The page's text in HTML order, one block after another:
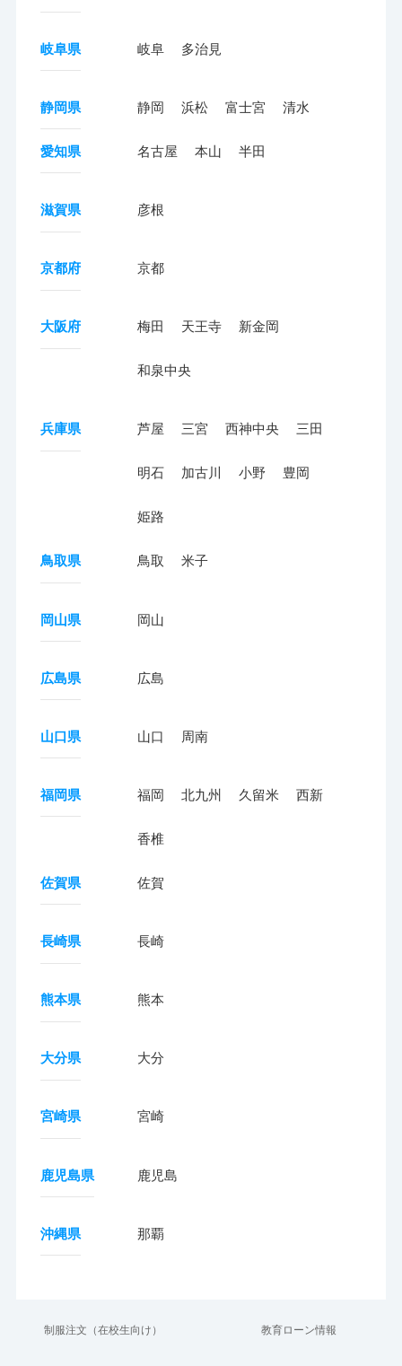
岐阜県 岐阜 多治見
静岡県 静岡 浜松 富士宮 清水
愛知県 名古屋 本山 半田
滋賀県 彦根
京都府 京都
大阪府 梅田 天王寺 新金岡
和泉中央
兵庫県 芦屋 三宮 西神中央 三田
明石 加古川 小野 豊岡
姫路
鳥取県 鳥取 米子
岡山県 岡山
広島県 広島
山口県 山口 周南
福岡県 福岡 北九州 久留米 西新
香椎
佐賀県 佐賀
長崎県 長崎
熊本県 熊本
大分県 大分
宮崎県 宮崎
鹿児島県 鹿児島
沖縄県 那覇
制服注文（在校生向け） 教育ローン情報